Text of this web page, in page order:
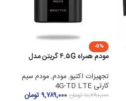
-9%
مودم همراه ۴.۵G گریتن مدل
تجهیزات اکتیو,مودم,مودم سیم
کارتی 4G-TD LTE
۱۰,۷۹۰,۰۰۰تومان۹,۷۸۹,۰۰۰تومان